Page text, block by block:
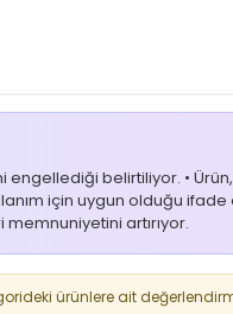
belirtiliyor. •
için uygun olduğu
artırıyor.
ürünlere ait